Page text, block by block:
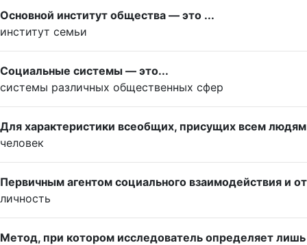
Основной институт общества — это ...
институт семьи
Социальные системы — это...
системы различных общественных сфер
Для характеристики всеобщих, присущих всем
человек
Первичным агентом социального взаимодействия и
личность
Метод, при котором исследователь определяет